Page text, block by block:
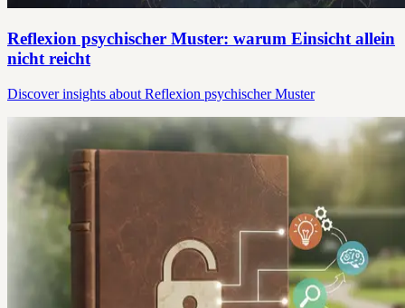
Reflexion psychischer Muster: warum Einsicht allein
nicht reicht
Discover insights about Reflexion psychischer Muster